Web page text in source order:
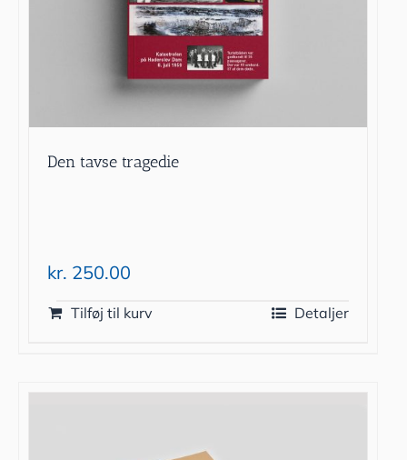
Den tavse tragedie
kr. 250.00
Tilføj til kurv Detaljer